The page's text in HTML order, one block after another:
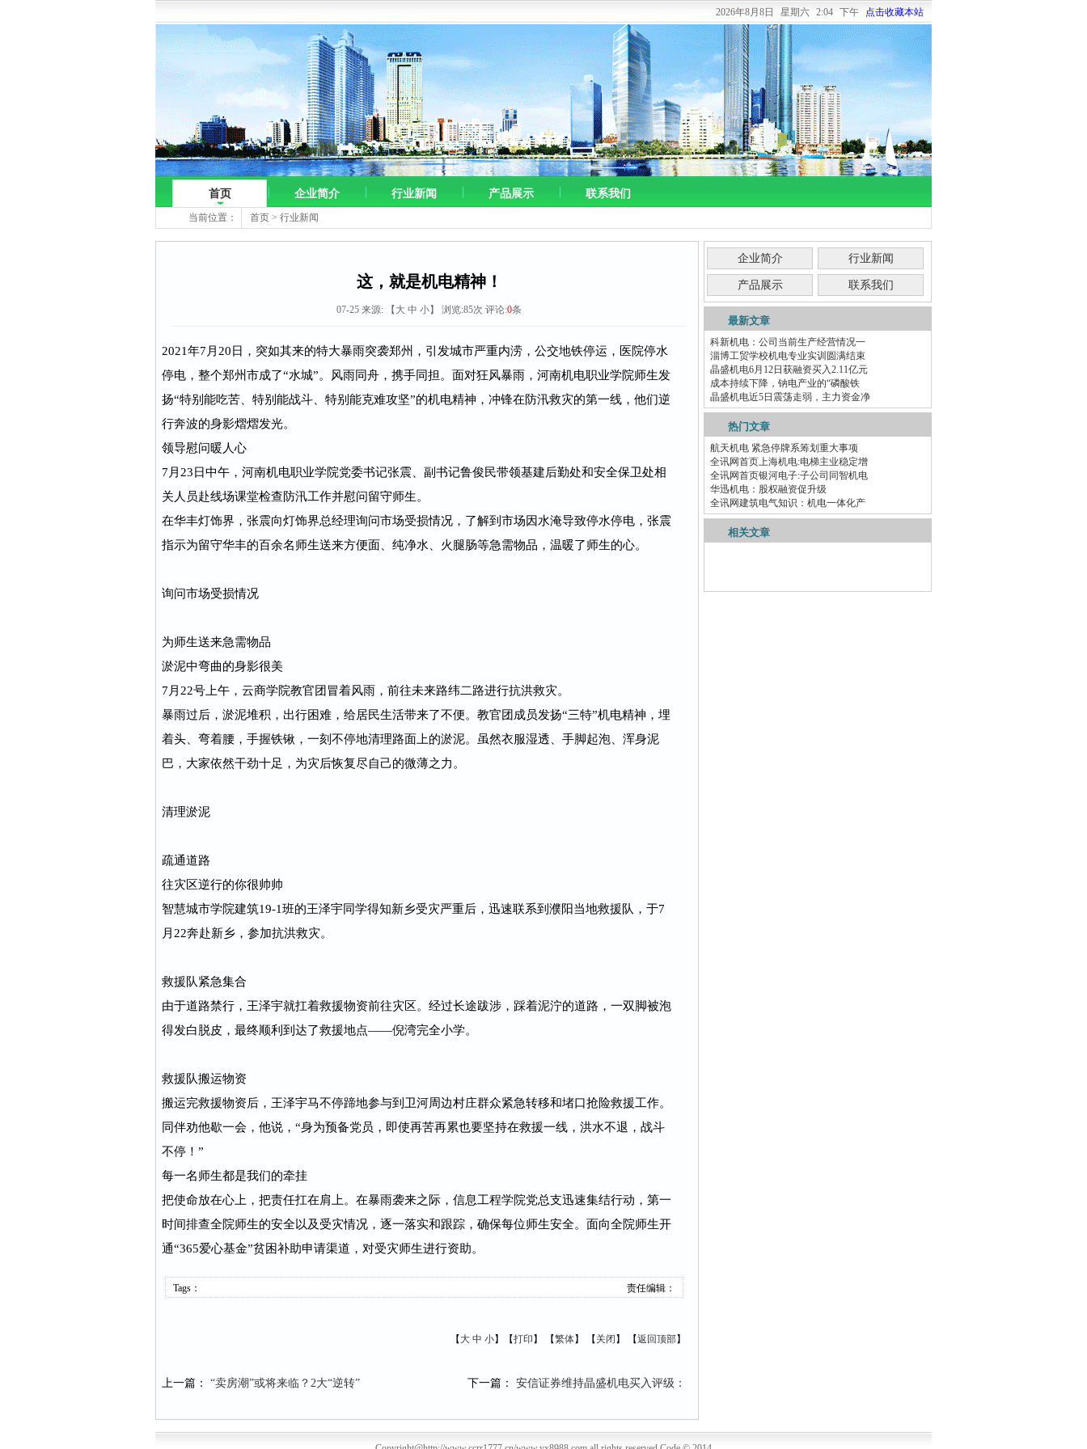
2026年8月8日 星期六 2:04 下午 点击收藏本站
首页 企业简介 行业新闻 产品展示 联系我们
当前位置： 首页 > 行业新闻
这，就是机电精神！
07-25 来源: 【 大 中 小】 浏览:85次 评论:0条
2021年7月20日，突如其来的特大暴雨突袭郑州，引发城市严重内涝，公交地铁停运，医院停水
停电，整个郑州市成了“水城”。风雨同舟，携手同担。面对狂风暴雨，河南机电职业学院师生发
扬“特别能吃苦、特别能战斗、特别能克难攻坚”的机电精神，冲锋在防汛救灾的第一线，他们逆
行奔波的身影熠熠发光。
领导慰问暖人心
7月23日中午，河南机电职业学院党委书记张震、副书记鲁俊民带领基建后勤处和安全保卫处相
关人员赴线场课堂检查防汛工作并慰问留守师生。
在华丰灯饰界，张震向灯饰界总经理询问市场受损情况，了解到市场因水淹导致停水停电，张震
指示为留守华丰的百余名师生送来方便面、纯净水、火腿肠等急需物品，温暖了师生的心。
询问市场受损情况
为师生送来急需物品
淤泥中弯曲的身影很美
7月22号上午，云商学院教官团冒着风雨，前往未来路纬二路进行抗洪救灾。
暴雨过后，淤泥堆积，出行困难，给居民生活带来了不便。教官团成员发扬“三特”机电精神，埋
着头、弯着腰，手握铁锹，一刻不停地清理路面上的淤泥。虽然衣服湿透、手脚起泡、浑身泥
巴，大家依然干劲十足，为灾后恢复尽自己的微薄之力。
清理淤泥
疏通道路
往灾区逆行的你很帅帅
智慧城市学院建筑19-1班的王泽宇同学得知新乡受灾严重后，迅速联系到濮阳当地救援队，于7
月22奔赴新乡，参加抗洪救灾。
救援队紧急集合
由于道路禁行，王泽宇就扛着救援物资前往灾区。经过长途跋涉，踩着泥泞的道路，一双脚被泡
得发白脱皮，最终顺利到达了救援地点——倪湾完全小学。
救援队搬运物资
搬运完救援物资后，王泽宇马不停蹄地参与到卫河周边村庄群众紧急转移和堵口抢险救援工作。
同伴劝他歇一会，他说，“身为预备党员，即使再苦再累也要坚持在救援一线，洪水不退，战斗
不停！”
每一名师生都是我们的牵挂
把使命放在心上，把责任扛在肩上。在暴雨袭来之际，信息工程学院党总支迅速集结行动，第一
时间排查全院师生的安全以及受灾情况，逐一落实和跟踪，确保每位师生安全。面向全院师生开
通“365爱心基金”贫困补助申请渠道，对受灾师生进行资助。
Tags： 责任编辑：
【 大 中 小】【打印 】 【繁体】 【 关闭 】 【返回顶部】
上一篇： “卖房潮”或将来临？2大“逆转” 下一篇： 安信证券维持晶盛机电买入评级：
企业简介 行业新闻
产品展示 联系我们
最新文章
科新机电：公司当前生产经营情况一
淄博工贸学校机电专业实训圆满结束
晶盛机电6月12日获融资买入2.11亿元
成本持续下降，钠电产业的“磷酸铁
晶盛机电近5日震荡走弱，主力资金净
热门文章
航天机电 紧急停牌系筹划重大事项
全讯网首页上海机电:电梯主业稳定增
全讯网首页银河电子:子公司同智机电
华迅机电：股权融资促升级
全讯网建筑电气知识：机电一体化产
相关文章